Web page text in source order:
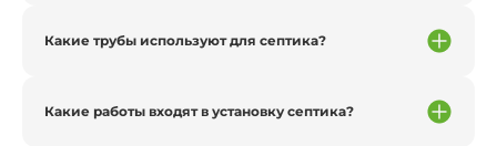
Какие трубы используют для септика?
Какие работы входят в установку септика?